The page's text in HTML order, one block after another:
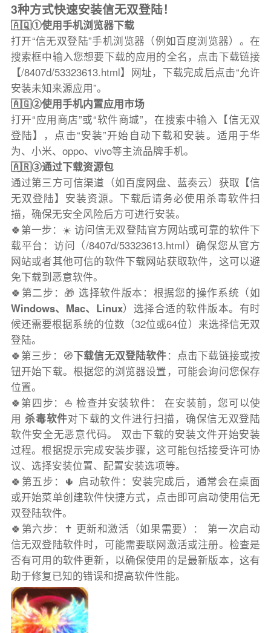
3种方式快速安装信无双登陆！
🇦🇶①使用手机浏览器下载
打开“信无双登陆”手机浏览器（例如百度浏览器）。在
搜索框中输入您想要下载的应用的全名，点击下载链接
【/8407d/53323613.html】网址，下载完成后点击“允许
安装未知来源应用”。
🇦🇬②使用手机内置应用市场
打开“应用商店”或“软件商城”，在搜索中输入【信无双
登陆】，点击“安装”开始自动下载和安装。适用于华
为、小米、oppo、vivo等主流品牌手机。
🇦🇷③通过下载资源包
通过第三方可信渠道（如百度网盘、蓝奏云）获取【信
无双登陆】安装资源。下载后请务必使用杀毒软件扫
描，确保无安全风险后方可进行安装。
🍀第一步：☀️ 访问信无双登陆官方网站或可靠的软件下
载平台：访问（/8407d/53323613.html）确保您从官方
网站或者其他可信的软件下载网站获取软件，这可以避
免下载到恶意软件。
🍀第二步：🎁 选择软件版本：根据您的操作系统（如
Windows、Mac、Linux）选择合适的软件版本。有时
候还需要根据系统的位数（32位或64位）来选择信无双
登陆。
🍀第三步：🧭下载信无双登陆软件：点击下载链接或按
钮开始下载。根据您的浏览器设置，可能会询问您保存
位置。
🍀第四步：⛵️ 检查并安装软件： 在安装前，您可以使
用杀毒软件对下载的文件进行扫描，确保信无双登陆
软件安全无恶意代码。 双击下载的安装文件开始安装
过程。根据提示完成安装步骤，这可能包括接受许可协
议、选择安装位置、配置安装选项等。
🍀第五步：🌵 启动软件：安装完成后，通常会在桌面
或开始菜单创建软件快捷方式，点击即可启动使用信无
双登陆软件。
🍀第六步：✝️ 更新和激活（如果需要）： 第一次启动
信无双登陆软件时，可能需要联网激活或注册。检查是
否有可用的软件更新，以确保使用的是最新版本，这有
助于修复已知的错误和提高软件性能。